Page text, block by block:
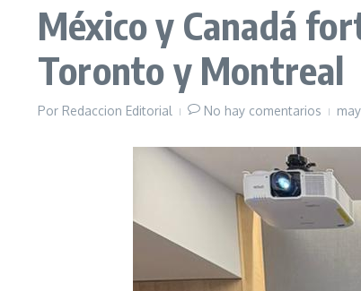
México y Canadá
Toronto y Montreal
Por Redaccion Editorial No hay comentarios